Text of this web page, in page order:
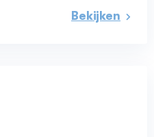
Bekijken